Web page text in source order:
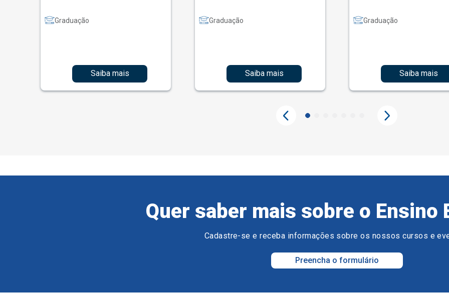
Graduação
Saiba mais
Graduação
Saiba mais
Graduação
Saiba mais
Quer saber mais sobre o Ensino
Cadastre-se e receba informações sobre os nossos cursos e
Preencha o formulário